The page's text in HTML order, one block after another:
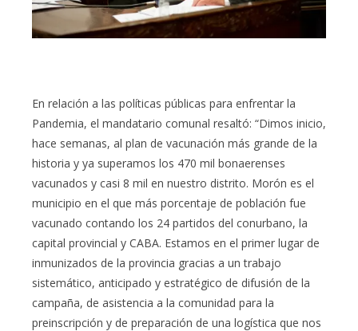
En relación a las políticas públicas para enfrentar la
Pandemia, el mandatario comunal resaltó: “Dimos inicio,
hace semanas, al plan de vacunación más grande de la
historia y ya superamos los 470 mil bonaerenses
vacunados y casi 8 mil en nuestro distrito. Morón es el
municipio en el que más porcentaje de población fue
vacunado contando los 24 partidos del conurbano, la
capital provincial y CABA. Estamos en el primer lugar de
inmunizados de la provincia gracias a un trabajo
sistemático, anticipado y estratégico de difusión de la
campaña, de asistencia a la comunidad para la
preinscripción y de preparación de una logística que nos